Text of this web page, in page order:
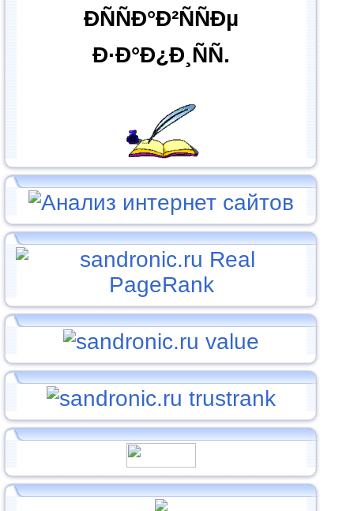
ÐÑÑÐ°Ð²ÑÑÐµ
Ð·Ð°Ð¿Ð¸ÑÑ.